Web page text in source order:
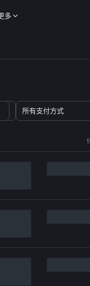
多
所有支付方式